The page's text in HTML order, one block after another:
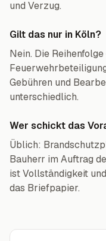
und Verzug.
Gilt das nur in Köln?
Nein. Die
Gebühren und
unterschiedlich.
Wer schickt das
Üblich:
Bauherr im Auftrag
ist Vollständigkeit
das Briefpapier.